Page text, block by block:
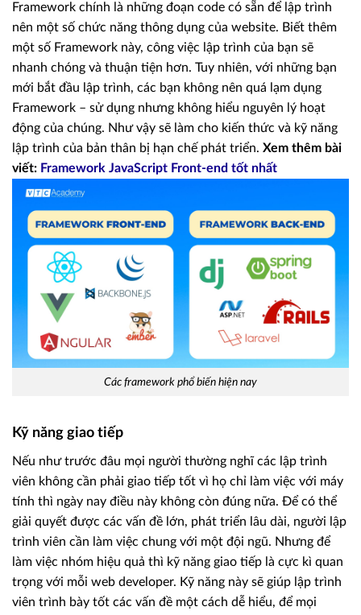
Framework chính là những đoạn code có sẵn để lập trình
nên một số chức năng thông dụng của website. Biết thêm
một số Framework này, công việc lập trình của bạn sẽ
nhanh chóng và thuận tiện hơn. Tuy nhiên, với những bạn
mới bắt đầu lập trình, các bạn không nên quá lạm dụng
Framework – sử dụng nhưng không hiểu nguyên lý hoạt
động của chúng. Như vậy sẽ làm cho kiến thức và kỹ năng
lập trình của bản thân bị hạn chế phát triển. Xem thêm bài
viết: Framework JavaScript Front-end tốt nhất
Các framework phổ biến hiện nay
Kỹ năng giao tiếp
Nếu như trước đâu mọi người thường nghĩ các lập trình
viên không cần phải giao tiếp tốt vì họ chỉ làm việc với máy
tính thì ngày nay điều này không còn đúng nữa. Để có thể
giải quyết được các vấn đề lớn, phát triển lâu dài, người lập
trình viên cần làm việc chung với một đội ngũ. Nhưng để
làm việc nhóm hiệu quả thì kỹ năng giao tiếp là cực kì quan
trọng với mỗi web developer. Kỹ năng này sẽ giúp lập trình
viên trình bày tốt các vấn đề một cách dễ hiểu, để mọi